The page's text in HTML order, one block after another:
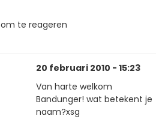
om te reageren
20 februari 2010 - 15:23
Van harte welkom
Bandunger! wat betekent je
naam?xsg